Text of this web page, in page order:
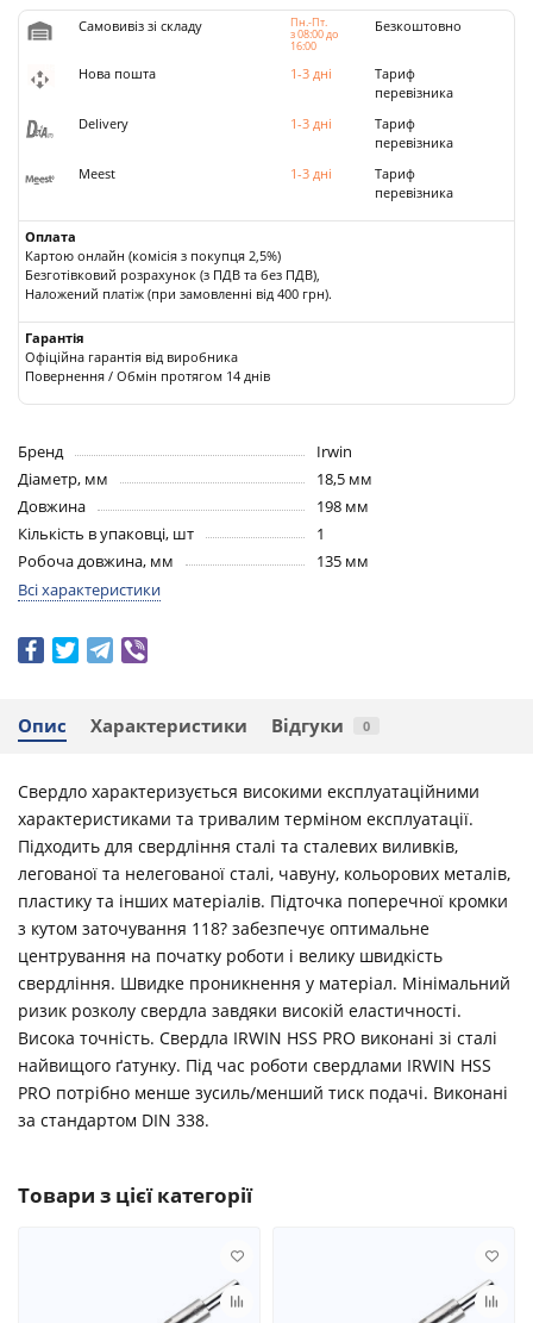
Самовивіз зі складу Пн.-Пт.
з 08:00 до
16:00
Безкоштовно
Нова пошта 1-3 дні
Тариф
перевізника
Delivery
1-3 дні
Тариф
перевізника
Meest
1-3 дні
Тариф
перевізника
Оплата
Картою онлайн (комісія з покупця 2,5%)
Безготівковий розрахунок (з ПДВ та без ПДВ),
Наложений платіж (при замовленні від 400 грн).
Гарантія
Офіційна гарантія від виробника
Повернення / Обмін протягом 14 днів
Бренд
Irwin
Діаметр, мм
18,5 мм
Довжина
198 мм
Кількість в упаковці, шт
1
Робоча довжина, мм
135 мм
Всі характеристики
Опис Характеристики Відгуки 0
Свердло характеризується високими експлуатаційними
характеристиками та тривалим терміном експлуатації.
Підходить для свердління сталі та сталевих виливків,
легованої та нелегованої сталі, чавуну, кольорових металів,
пластику та інших матеріалів. Підточка поперечної кромки
з кутом заточування 118? забезпечує оптимальне
центрування на початку роботи і велику швидкість
свердління. Швидке проникнення у матеріал. Мінімальний
ризик розколу свердла завдяки високій еластичності.
Висока точність. Свердла IRWIN HSS PRO виконані зі сталі
найвищого ґатунку. Під час роботи свердлами IRWIN HSS
PRO потрібно менше зусиль/менший тиск подачі. Виконані
за стандартом DIN 338.
Товари з цієї категорії